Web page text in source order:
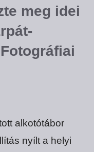
meg idei
alkotótábor
nyílt a helyi